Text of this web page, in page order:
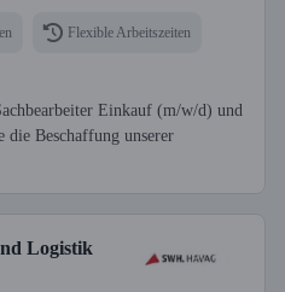
Flexible Arbeitszeiten
Einkauf (m/w/d) und
die Beschaffung unserer
Logistik